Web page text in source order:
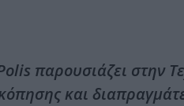
παρουσιάζει στην
και